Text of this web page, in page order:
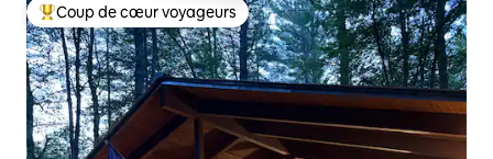
Coup de cœur voyageurs parmi les plus aimés
Coup de cœur voyageurs